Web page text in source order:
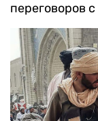
переговоров